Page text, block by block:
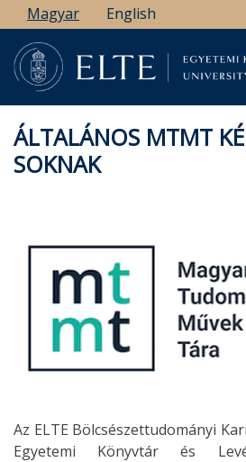
Ugrás
a
tartalomra
Magyar English
ÁLTALÁNOS MTMT
SOKNAK
Az ELTE Bölcsészettudományi
Egyetemi Könyvtár és